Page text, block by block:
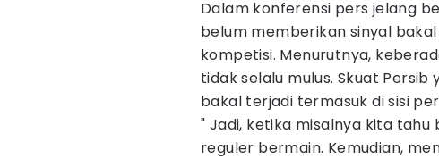
Dalam konferensi pers jelang
belum memberikan sinyal
kompetisi. Menurutnya,
tidak selalu mulus. Skuat
bakal terjadi termasuk di sisi
" Jadi, ketika misalnya kita tahu
reguler bermain. Kemudian,